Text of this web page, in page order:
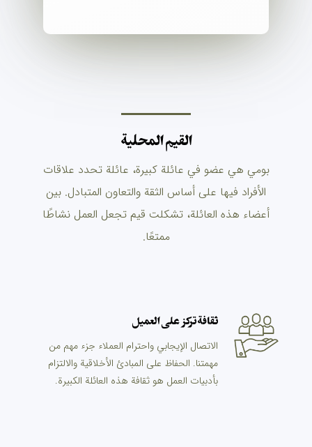
القيم المحلية
بومي هي عضو في عائلة كبيرة، عائلة تحدد علاقات
الأفراد فيها على أساس الثقة والتعاون المتبادل. بين
أعضاء هذه العائلة، تشكلت قيم تجعل العمل نشاطًا
ممتعًا.
ثقافة تركز على العميل
الاتصال الإيجابي واحترام العملاء جزء مهم من
مهمتنا. الحفاظ على المبادئ الأخلاقية والالتزام
بأدبيات العمل هو ثقافة هذه العائلة الكبيرة.